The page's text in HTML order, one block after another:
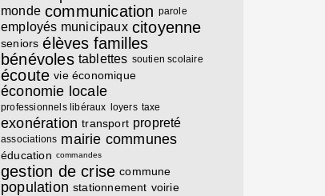
monde communication parole
employés municipaux citoyenne
seniors élèves familles
bénévoles tablettes soutien scolaire
écoute vie économique
économie locale
professionnels libéraux loyers taxe
exonération transport propreté
associations mairie communes
éducation commandes
gestion de crise commune
population stationnement voirie